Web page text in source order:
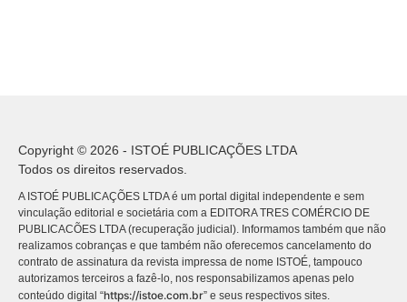
Copyright © 2026 - ISTOÉ PUBLICAÇÕES LTDA
Todos os direitos reservados.
A ISTOÉ PUBLICAÇÕES LTDA é um portal digital independente e sem
vinculação editorial e societária com a EDITORA TRES COMÉRCIO DE
PUBLICACÕES LTDA (recuperação judicial). Informamos também que não
realizamos cobranças e que também não oferecemos cancelamento do
contrato de assinatura da revista impressa de nome ISTOÉ, tampouco
autorizamos terceiros a fazê-lo, nos responsabilizamos apenas pelo
conteúdo digital “https://istoe.com.br” e seus respectivos sites.